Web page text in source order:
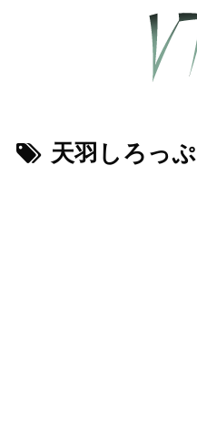
天羽しろっぷ